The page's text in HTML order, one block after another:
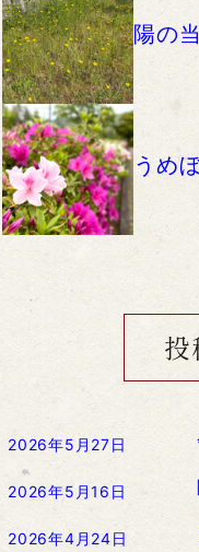
陽の
うめ
投
2026年5月27日
2026年5月16日
2026年4月24日